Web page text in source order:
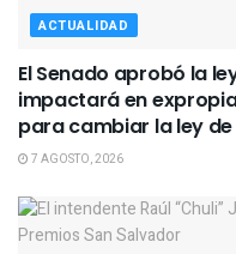
ACTUALIDAD
El Senado aprobó la
impactará en
para cambiar la ley
7 AGOSTO, 2026